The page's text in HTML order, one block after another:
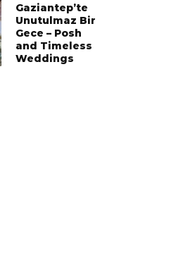
Gaziantep’te
Unutulmaz Bir
Gece – Posh
and Timeless
Weddings